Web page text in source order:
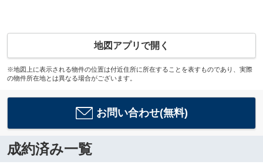
地図アプリで開く
※地図上に表示される物件の位置は付近住所に所在することを表すものであり、実際
の物件所在地とは異なる場合がございます。
お問い合わせ(無料)
成約済み一覧